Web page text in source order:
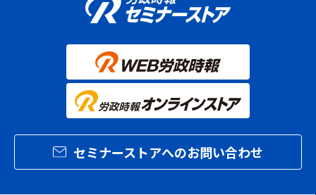
セミナーストアへのお問い合わせ